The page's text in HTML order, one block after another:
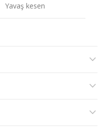
Yavaş kesen